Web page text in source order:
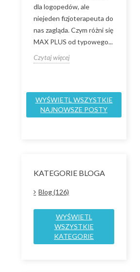
dla logopedów, ale
niejeden fizjoterapeuta do
nas zagląda. Czym różni się
MAX PLUS od typowego...
Czytaj więcej
WYŚWIETL WSZYSTKIE
NAJNOWSZE POSTY
KATEGORIE BLOGA
Blog (126)
WYŚWIETL
WSZYSTKIE
KATEGORIE